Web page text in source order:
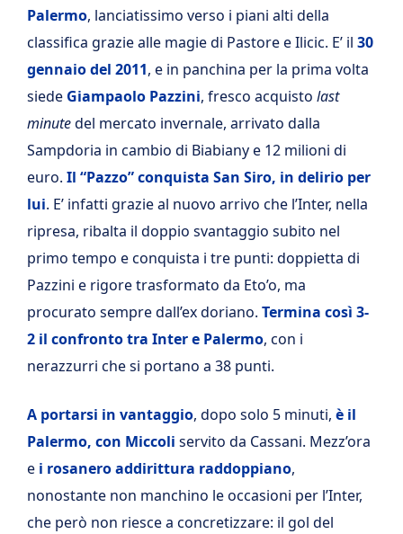
Palermo, lanciatissimo verso i piani alti della
classifica grazie alle magie di Pastore e Ilicic. E’ il 30
gennaio del 2011, e in panchina per la prima volta
siede Giampaolo Pazzini, fresco acquisto last
minutedel mercato invernale, arrivato dalla
Sampdoria in cambio di Biabiany e 12 milioni di
euro. Il “Pazzo” conquista San Siro, in delirio per
lui. E’ infatti grazie al nuovo arrivo che l’Inter, nella
ripresa, ribalta il doppio svantaggio subito nel
primo tempo e conquista i tre punti: doppietta di
Pazzini e rigore trasformato da Eto’o, ma
procurato sempre dall’ex doriano. Termina così 3-
2 il confronto tra Inter e Palermo, con i
nerazzurri che si portano a 38 punti.
A portarsi in vantaggio, dopo solo 5 minuti, è il
Palermo, con Miccoli servito da Cassani. Mezz’ora
e i rosanero addirittura raddoppiano,
nonostante non manchino le occasioni per l’Inter,
che però non riesce a concretizzare: il gol del